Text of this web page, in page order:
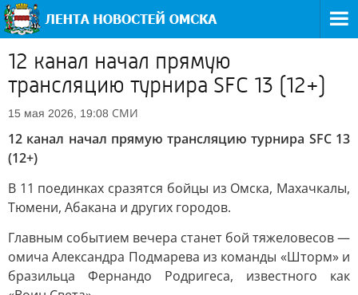
12 канал начал прямую
трансляцию турнира SFC 13 (12+)
15 мая 2026, 19:08 СМИ
12 канал начал прямую трансляцию турнира SFC 13
(12+)
В 11 поединках сразятся бойцы из Омска, Махачкалы,
Тюмени, Абакана и других городов.
Главным событием вечера станет бой тяжеловесов —
омича Александра Подмарева из команды «Шторм» и
бразильца Фернандо Родригеса, известного как